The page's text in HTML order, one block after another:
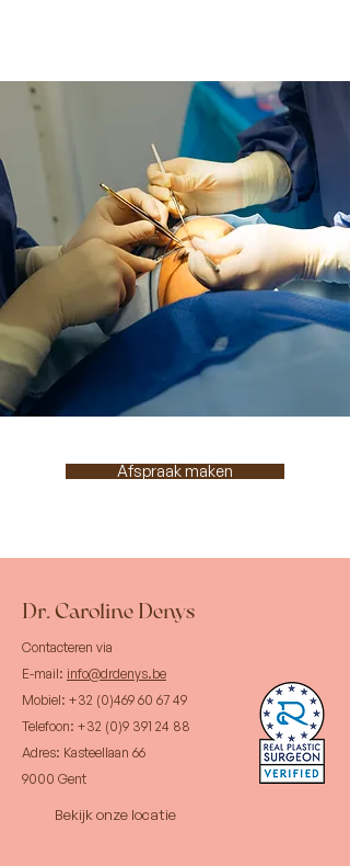
Afspraak maken
Dr. Caroline Denys
Contacteren via
E-mail: info@drdenys.be
Mobiel: +32 (0)469 60 67 49
Telefoon: +32 (0)9 391 24 88
Adres: Kasteellaan 66
9000 Gent
Bekijk onze locatie